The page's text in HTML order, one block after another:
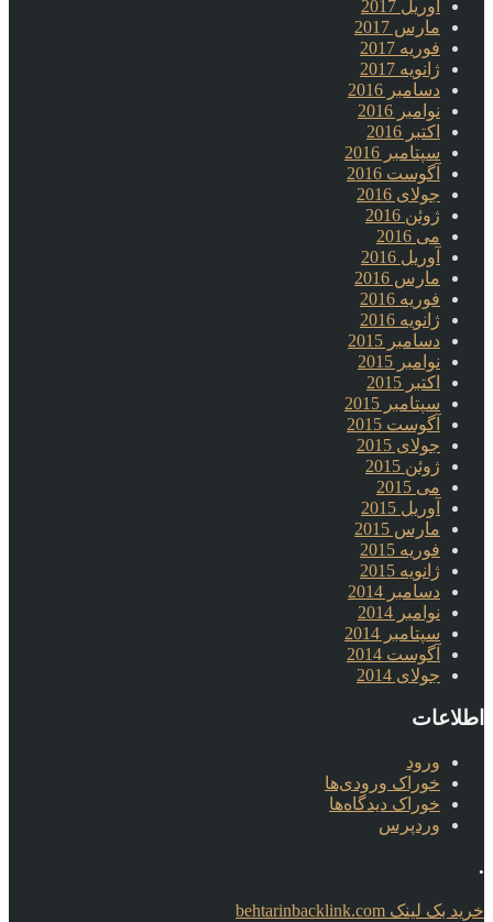
آوریل 2017
مارس 2017
فوریه 2017
ژانویه 2017
دسامبر 2016
نوامبر 2016
اکتبر 2016
سپتامبر 2016
آگوست 2016
جولای 2016
ژوئن 2016
می 2016
آوریل 2016
مارس 2016
فوریه 2016
ژانویه 2016
دسامبر 2015
نوامبر 2015
اکتبر 2015
سپتامبر 2015
آگوست 2015
جولای 2015
ژوئن 2015
می 2015
آوریل 2015
مارس 2015
فوریه 2015
ژانویه 2015
دسامبر 2014
نوامبر 2014
سپتامبر 2014
آگوست 2014
جولای 2014
اطلاعات
ورود
خوراک ورودی‌ها
خوراک دیدگاه‌ها
وردپرس
.
خرید بک لینک behtarinbacklink.com